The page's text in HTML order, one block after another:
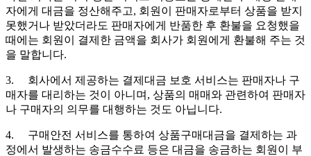
자에게 대금을 정산해주고, 회원이 판매자로부터 상품을 받지
못했거나 받았더라도 판매자에게 반품한 후 환불을 요청했을
때에는 회원이 결제한 금액을 회사가 회원에게 환불해 주는 것
을 말합니다.
3. 회사에서 제공하는 결제대금 보호 서비스는 판매자나 구
매자를 대리하는 것이 아니며, 상품의 매매와 관련하여 판매자
나 구매자의 의무를 대행하는 것도 아닙니다.
4. 구매안전 서비스를 통하여 상품구매대금을 결제하는 과
정에서 발생하는 송금수수료 등은 대금을 송금하는 회원이 부